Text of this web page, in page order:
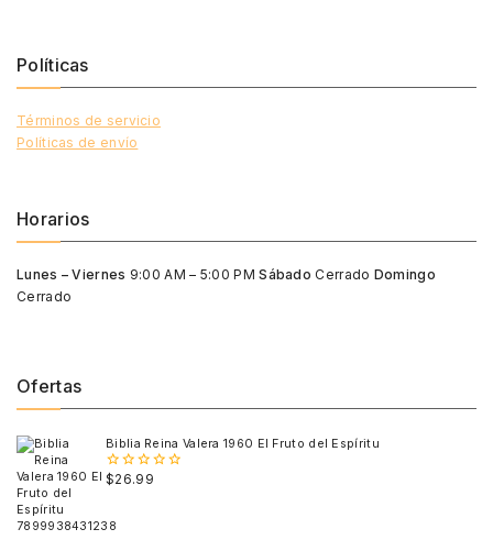
Políticas
Términos de servicio
Políticas de envío
Horarios
Lunes – Viernes 9:00 AM – 5:00 PMSábado Cerrado Domingo
Cerrado
Ofertas
Biblia Reina Valera 1960 El Fruto del Espíritu
0
5
$26.99